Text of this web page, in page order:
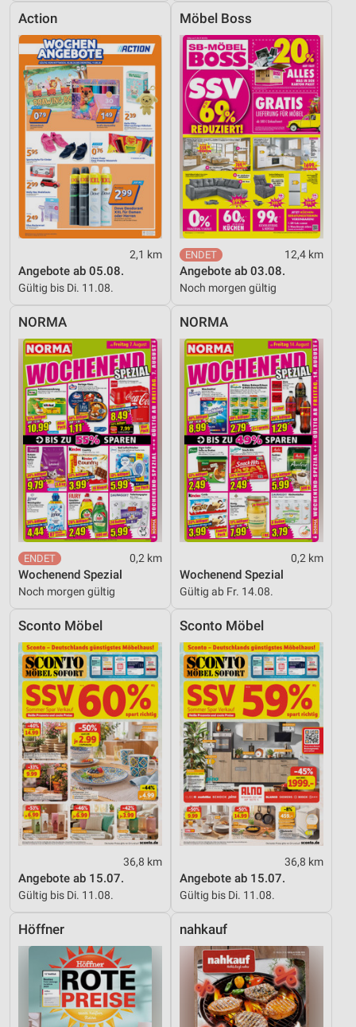
Action
2,1 km
Angebote ab 05.08.
Gültig bis Di. 11.08.
Möbel Boss
12,4 km
Angebote ab 03.08.
Noch morgen gültig
NORMA
0,2 km
Wochenend Spezial
Noch morgen gültig
NORMA
0,2 km
Wochenend Spezial
Gültig ab Fr. 14.08.
Sconto Möbel
36,8 km
Angebote ab 15.07.
Gültig bis Di. 11.08.
Sconto Möbel
36,8 km
Angebote ab 15.07.
Gültig bis Di. 11.08.
Höffner nahkauf